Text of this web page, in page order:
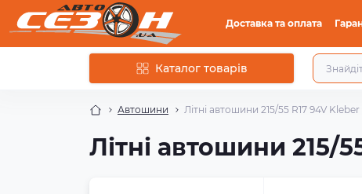
Доставка та оплата
Каталог товарів
Автошини Літні автошини 215/55 R17 94V
Літні автошини 215/